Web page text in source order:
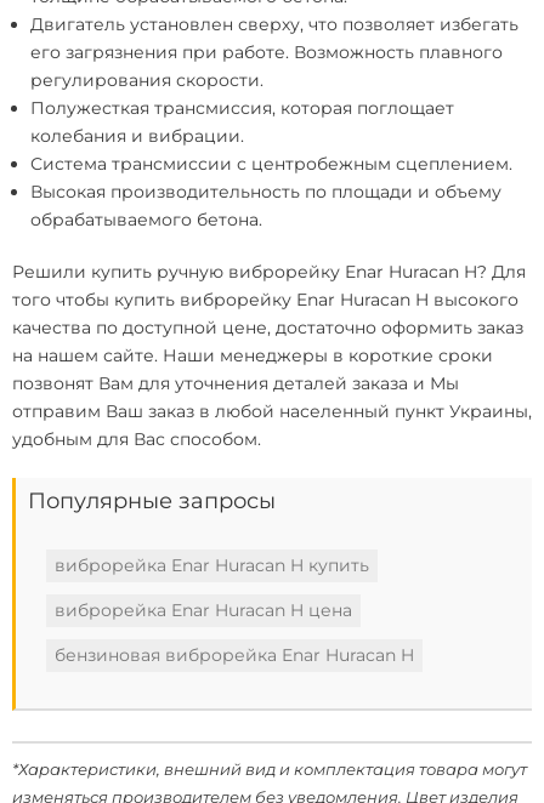
Двигатель установлен сверху, что позволяет избегать
его загрязнения при работе. Возможность плавного
регулирования скорости.
Полужесткая трансмиссия, которая поглощает
колебания и вибрации.
Система трансмиссии с центробежным сцеплением.
Высокая производительность по площади и объему
обрабатываемого бетона.
Решили купить ручную виброрейку Enar Huracan H? Для
того чтобы купить виброрейку Enar Huracan H высокого
качества по доступной цене, достаточно оформить заказ
на нашем сайте. Наши менеджеры в короткие сроки
позвонят Вам для уточнения деталей заказа и Мы
отправим Ваш заказ в любой населенный пункт Украины,
удобным для Вас способом.
Популярные запросы
виброрейка Enar Huracan H купить
виброрейка Enar Huracan H цена
бензиновая виброрейка Enar Huracan H
*Характеристики, внешний вид и комплектация товара могут
изменяться производителем без уведомления. Цвет изделия